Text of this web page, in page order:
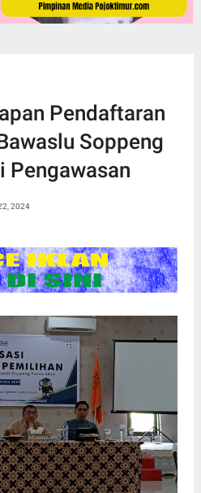
Pendaftaran
Soppeng
Pengawasan
2024